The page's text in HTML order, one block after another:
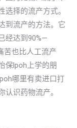
选择的流产方式。
到流产的方法。它
经达到90%—
苦也比人工流产
保lpoh上学的朋
哪里有卖进口打
识药物流产。